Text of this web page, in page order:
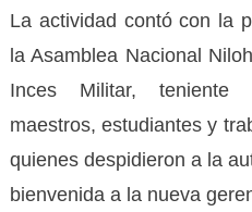
La actividad contó con la
la Asamblea Nacional
Inces Militar, teniente
maestros, estudiantes y
quienes despidieron a la
bienvenida a la nueva